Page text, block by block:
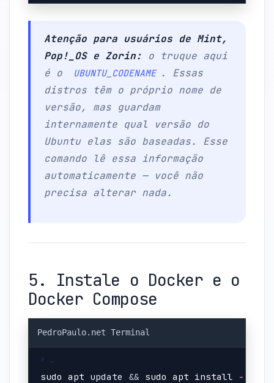
Atenção para usuários de Mint,
Pop!_OS e Zorin: o truque aqui
é o
UBUNTU_CODENAME . Essas
distros têm o próprio nome de
versão, mas guardam
internamente qual versão do
Ubuntu elas são baseadas. Esse
comando lê essa informação
automaticamente — você não
precisa alterar nada.
5. Instale o Docker e o
Docker Compose
sudo apt update && sudo apt install -y